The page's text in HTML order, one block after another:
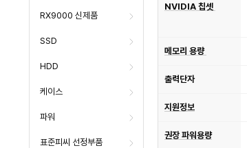
RX9000 신제품
SSD
HDD
케이스
파워
표준피씨 선정부품
NVIDIA 칩셋
메모리 용량
출력단자
지원정보
권장 파워용량